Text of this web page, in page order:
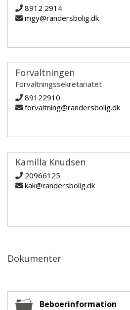
8912 2914
mgy@randersbolig.dk
Forvaltningen
Forvaltningssekretariatet
89122910
forvaltning@randersbolig.dk
Kamilla Knudsen
20966125
kak@randersbolig.dk
Dokumenter
Beboerinformation